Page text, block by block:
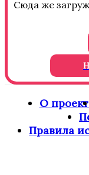
Сюда же
О
Правила